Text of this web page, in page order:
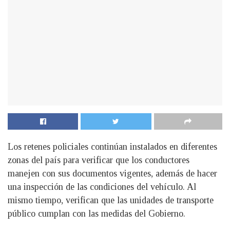
Los retenes policiales continúan instalados en diferentes
zonas del país para verificar que los conductores
manejen con sus documentos vigentes, además de hacer
una inspección de las condiciones del vehículo. Al
mismo tiempo, verifican que las unidades de transporte
público cumplan con las medidas del Gobierno.